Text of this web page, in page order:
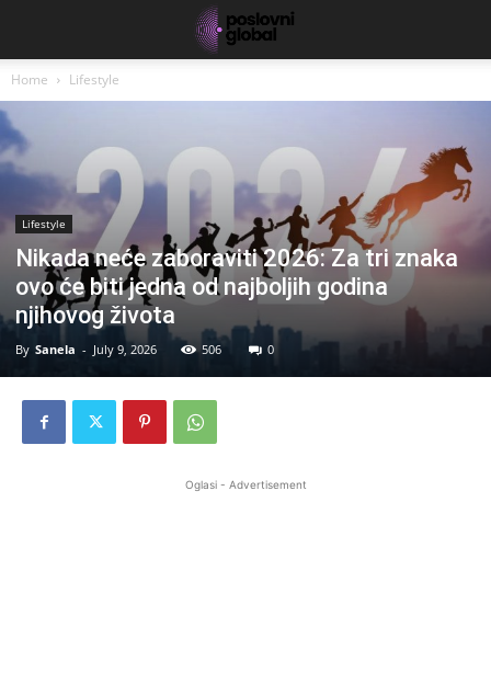
Home Lifestyle
Lifestyle
Nikada neće zaboraviti 2026: Za tri znaka
ovo će biti jedna od najboljih godina
njihovog života
By Sanela - July 9, 2026 506 0
Oglasi - Advertisement